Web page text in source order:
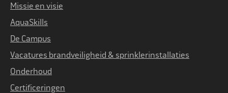
Missie en visie
AquaSkills
De Campus
Vacatures brandveiligheid & sprinklerinstallaties
Onderhoud
Certificeringen